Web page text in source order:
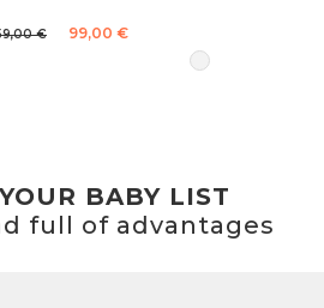
€ 99,00 €
BABY LIST
full of advantages